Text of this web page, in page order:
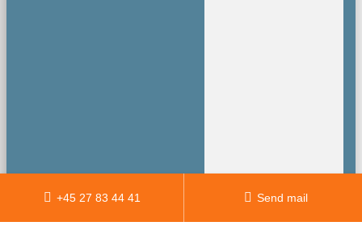
+45 27 83 44 41 Send mail